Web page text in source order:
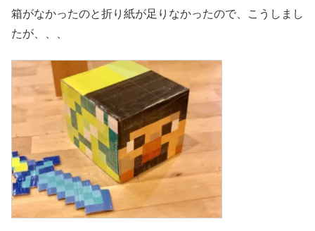
箱がなかったのと折り紙が足りなかったので、こうしまし
たが、、、